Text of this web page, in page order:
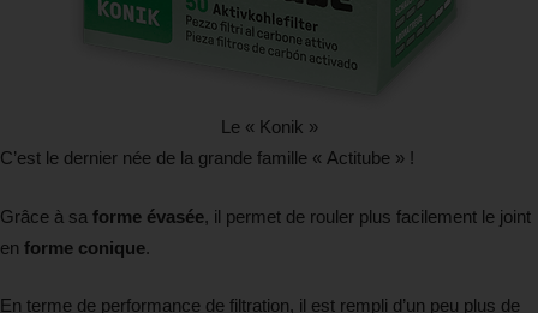
Le « Konik »
C’est le dernier née de la grande famille « Actitube » !
Grâce à sa forme évasée, il permet de rouler plus facilement le joint
en forme conique.
En terme de performance de filtration, il est rempli d’un peu plus de